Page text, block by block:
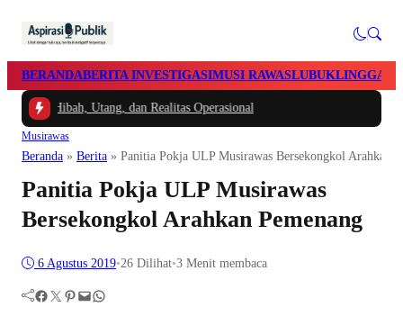
BERANDABERITA INVESTIGASIMUSI RAWASLUBUKLINGGAU
Hibah, Utang, dan Realitas Operasional
Musirawas
Beranda » Berita » Panitia Pokja ULP Musirawas Bersekongkol Arahkan
Panitia Pokja ULP Musirawas
Bersekongkol Arahkan Pemenang
6 Agustus 2019•26 Dilihat•3 Menit membaca
Facebook Twitter Pinterest Mail WhatsApp